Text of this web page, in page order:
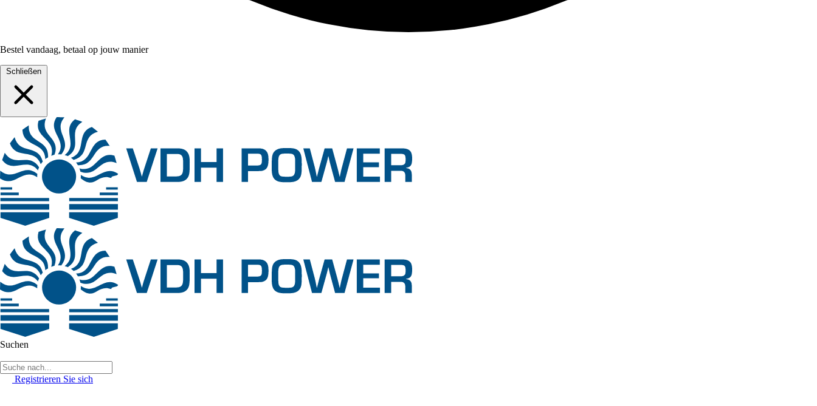
Bestel vandaag, betaal op jouw manier
Schließen
Suchen
Registrieren Sie sich